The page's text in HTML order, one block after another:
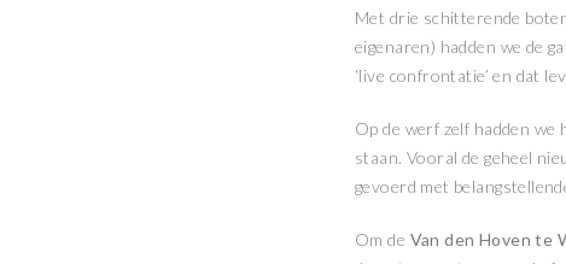
Met drie schitterende
eigenaren) hadden we de
‘live confrontatie’ en dat
Op de werf zelf hadden
staan. Vooral de geheel
gevoerd met
Om de Van den Hoven te